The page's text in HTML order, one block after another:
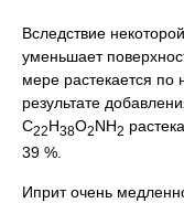
Вследствие
уменьшает
мере растекается по
результате
C22H38O2NH2
39 %.
Иприт очень